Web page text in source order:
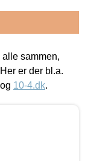
sammen,
er der bl.a.
og 10-4.dk.